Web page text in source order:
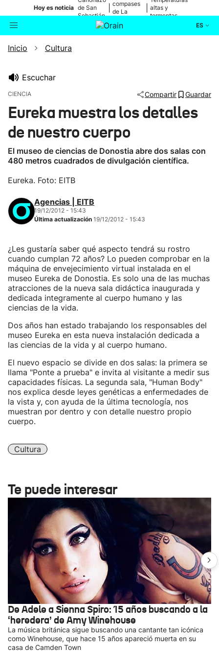
Hoy es noticia de San
Sebastián
compases
de La
altas y
tormentas
ES
Buscador
Ikusmiran
Eguraldia
Inicio Cultura
Escuchar
CIENCIA Compartir Guardar
Eureka muestra los detalles
de nuestro cuerpo
El museo de ciencias de Donostia abre dos salas con
480 metros cuadrados de divulgación científica.
Eureka. Foto: EITB
Agencias | EITB
19/12/2012 - 15:43
Última actualización 19/12/2012 - 15:43
¿Les gustaría saber qué aspecto tendrá su rostro
cuando cumplan 72 años? Lo pueden comprobar en la
máquina de envejecimiento virtual instalada en el
museo Eureka de Donostia. Es solo una de las muchas
atracciones de la nueva sala didáctica inaugurada y
dedicada integramente al cuerpo humano y las
ciencias de la vida.
Dos años han estado trabajando los responsables del
museo Eureka en esta nueva instalación dedicada a
las ciencias de la vida y al cuerpo humano.
El nuevo espacio se divide en dos salas: la primera se
llama "Ponte a prueba" e invita al visitante a medir sus
capacidades físicas. La segunda sala, "Human Body"
nos explica desde leyes genéticas a enfermedades de
la vista y, con ayuda de la última tecnología, nos
muestran por dentro y con detalle nuestro propio
cuerpo.
Cultura
Te puede interesar
De Adele a Sienna Spiro: 15 años buscando a la
‘heredera’ de Amy Winehouse
La música británica sigue buscando una cantante tan icónica
como Winehouse, que hace 15 años apareció muerta en su
casa de Camden Town